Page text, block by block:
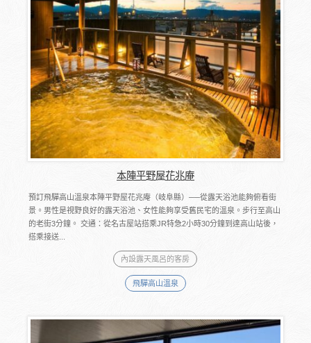
本陣平野屋花兆庵
預訂飛驒高山溫泉本陣平野屋花兆庵（岐阜縣）──從露天浴池能夠俯看街
景。男性是視野良好的露天浴池、女性能夠享受舊民宅的溫泉。步行至高山
的老街3分鐘。 交通：從名古屋站搭乘JR特急2小時30分鐘到達高山站後，
搭乘接送...
內設露天風呂的客房
飛驒高山溫泉